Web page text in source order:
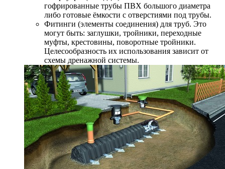
гофрированные трубы ПВХ большого диаметра
либо готовые ёмкости с отверстиями под трубы.
Фитинги (элементы соединения) для труб. Это
могут быть: заглушки, тройники, переходные
муфты, крестовины, поворотные тройники.
Целесообразность их использования зависит от
схемы дренажной системы.